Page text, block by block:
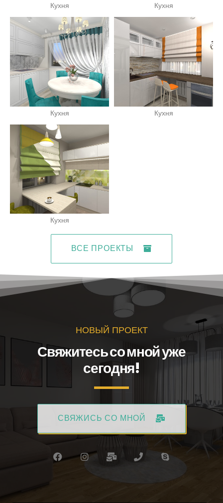
Кухня Кухня
Кухня Кухня
Кухня
ВСЕ ПРОЕКТЫ
НОВЫЙ ПРОЕКТ
Свяжитесь со мной уже
сегодня!
СВЯЖИСЬ СО МНОЙ